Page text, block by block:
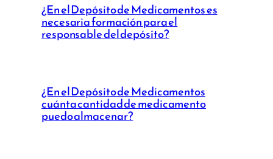
¿En el Depósito de Medicamentos es
necesaria formación para el
responsable del depósito?
¿En el Depósito de Medicamentos
cuánta cantidad de medicamento
puedo almacenar?